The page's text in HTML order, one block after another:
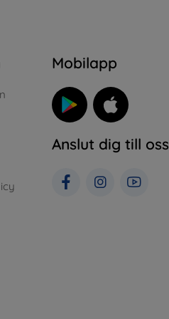
Mobilapp
Anslut dig till oss